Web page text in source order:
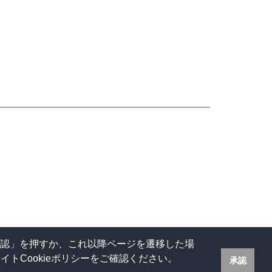
」を押すか、これ以降ページを遷移した場
トCookieポリシーをご確認ください。
承認